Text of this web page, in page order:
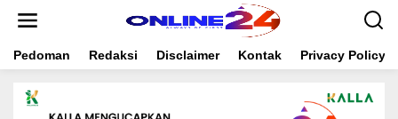
t
Pedoman Redaksi Disclaimer Kontak Privacy Policy